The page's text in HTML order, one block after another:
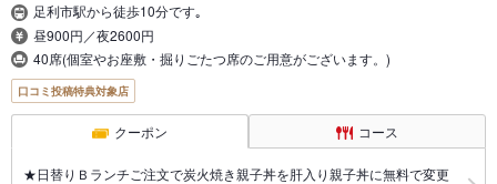
足利市駅から徒歩10分です｡
昼900円／夜2600円
40席(個室やお座敷・掘りごたつ席のご用意がございます。)
口コミ投稿特典対象店
クーポン コース
★日替りＢランチご注文で炭火焼き親子丼を肝入り親子丼に無料で変更